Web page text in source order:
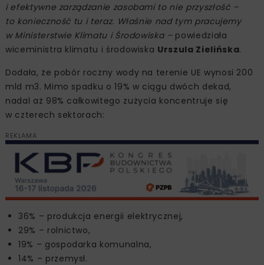
i efektywne zarządzanie zasobami to nie przyszłość –
to konieczność tu i teraz. Właśnie nad tym pracujemy
w Ministerstwie Klimatu i Środowiska –powiedziała
wiceministra klimatu i środowiska Urszula Zielińska.
Dodała, że pobór roczny wody na terenie UE wynosi 200
mld m3. Mimo spadku o 19% w ciągu dwóch dekad,
nadal aż 98% całkowitego zużycia koncentruje się
w czterech sektorach:
REKLAMA
36% – produkcja energii elektrycznej,
29% – rolnictwo,
19% – gospodarka komunalna,
14% – przemysł.